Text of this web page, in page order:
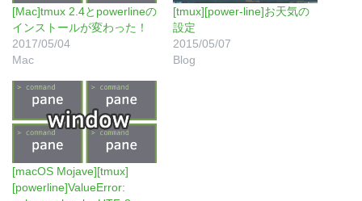
[Mac]tmux 2.4とpowerlineの
インストールが変わった！
2017/05/04
Mac
[tmux][power-line]お天気の
設定
2015/05/07
Blog
[macOS Mojave][tmux]
[powerline]ValueError: